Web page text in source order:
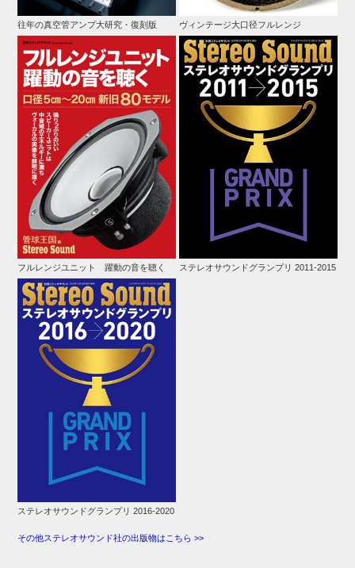
往年の真空管アンプ大研究・復刻版 ヴィンテージ大口径フルレンジ
フルレンジユニット 躍動の音を聴く ステレオサウンドグランプリ 2011-2015
ステレオサウンドグランプリ 2016-2020
その他ステレオサウンド社の出版物はこちら >>